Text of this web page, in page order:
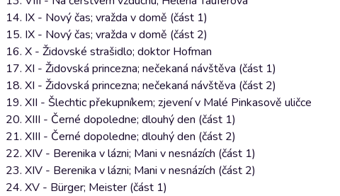
14. IX - Nový čas; vražda v domě (část 1)
15. IX - Nový čas; vražda v domě (část 2)
16. X - Židovské strašidlo; doktor Hofman
17. XI - Židovská princezna; nečekaná návštěva (část 1)
18. XI - Židovská princezna; nečekaná návštěva (část 2)
19. XII - Šlechtic překupníkem; zjevení v Malé Pinkasově uličce
20. XIII - Černé dopoledne; dlouhý den (část 1)
21. XIII - Černé dopoledne; dlouhý den (část 2)
22. XIV - Berenika v lázni; Mani v nesnázích (část 1)
23. XIV - Berenika v lázni; Mani v nesnázích (část 2)
24. XV - Bürger; Meister (část 1)